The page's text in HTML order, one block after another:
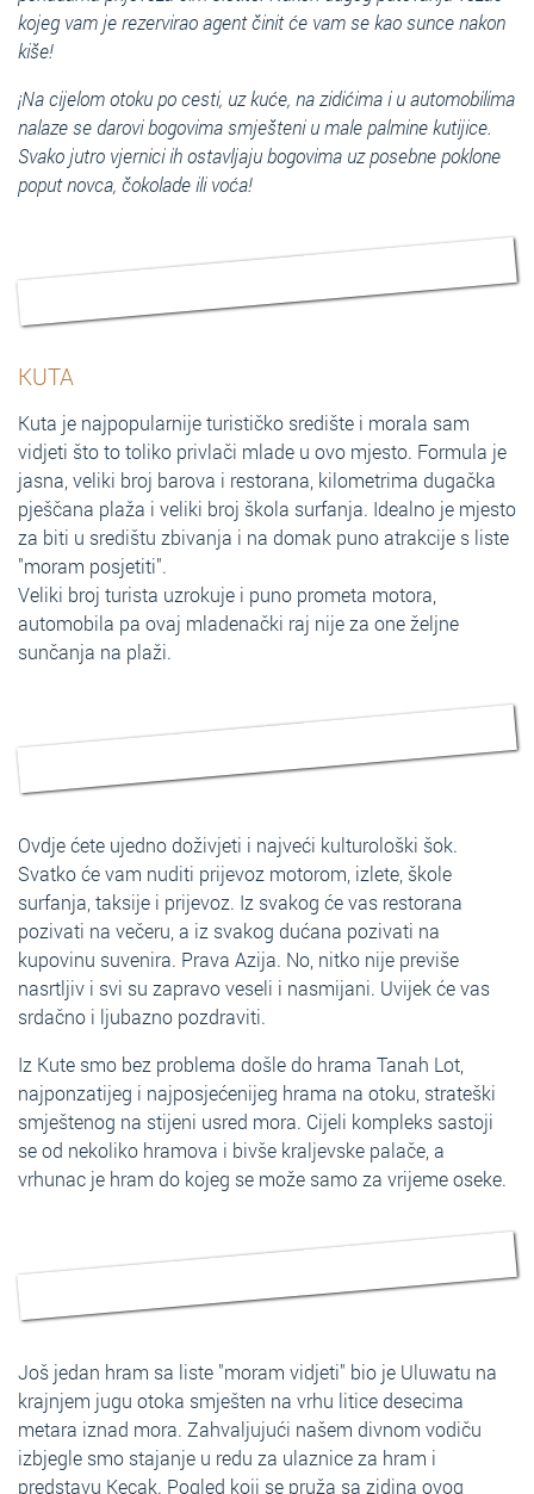
kojeg vam je rezervirao agent činit će vam se kao sunce nakon
kiše!
¡Na cijelom otoku po cesti, uz kuće, na zidićima i u automobilima
nalaze se darovi bogovima smješteni u male palmine kutijice.
Svako jutro vjernici ih ostavljaju bogovima uz posebne poklone
poput novca, čokolade ili voća!
KUTA
Kuta je najpopularnije turističko središte i morala sam
vidjeti što to toliko privlači mlade u ovo mjesto. Formula je
jasna, veliki broj barova i restorana, kilometrima dugačka
pješčana plaža i veliki broj škola surfanja. Idealno je mjesto
za biti u središtu zbivanja i na domak puno atrakcije s liste
"moram posjetiti".
Veliki broj turista uzrokuje i puno prometa motora,
automobila pa ovaj mladenački raj nije za one željne
sunčanja na plaži.
Ovdje ćete ujedno doživjeti i najveći kulturološki šok.
Svatko će vam nuditi prijevoz motorom, izlete, škole
surfanja, taksije i prijevoz. Iz svakog će vas restorana
pozivati na večeru, a iz svakog dućana pozivati na
kupovinu suvenira. Prava Azija. No, nitko nije previše
nasrtljiv i svi su zapravo veseli i nasmijani. Uvijek će vas
srdačno i ljubazno pozdraviti.
Iz Kute smo bez problema došle do hrama Tanah Lot,
najponzatijeg i najposjećenijeg hrama na otoku, strateški
smještenog na stijeni usred mora. Cijeli kompleks sastoji
se od nekoliko hramova i bivše kraljevske palače, a
vrhunac je hram do kojeg se može samo za vrijeme oseke.
Još jedan hram sa liste "moram vidjeti" bio je Uluwatu na
krajnjem jugu otoka smješten na vrhu litice desecima
metara iznad mora. Zahvaljujući našem divnom vodiču
izbjegle smo stajanje u redu za ulaznice za hram i
predstavu Kecak. Pogled koji se pruža sa zidina ovog